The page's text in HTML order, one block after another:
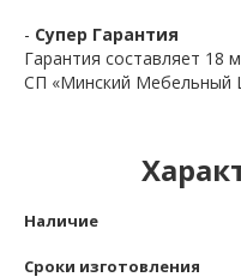
- Супер Гарантия
Гарантия составляет 18
СП «Минский Мебельный
Наличие
Сроки изготовления